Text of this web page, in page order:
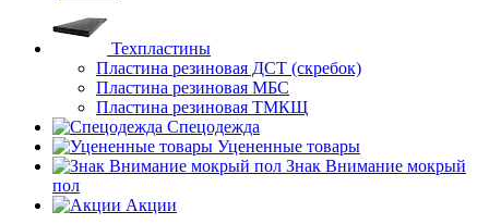
Техпластины
Пластина резиновая ДСТ (скребок)
Пластина резиновая МБС
Пластина резиновая ТМКЩ
Спецодежда
Уцененные товары
Знак Внимание мокрый
пол
Акции